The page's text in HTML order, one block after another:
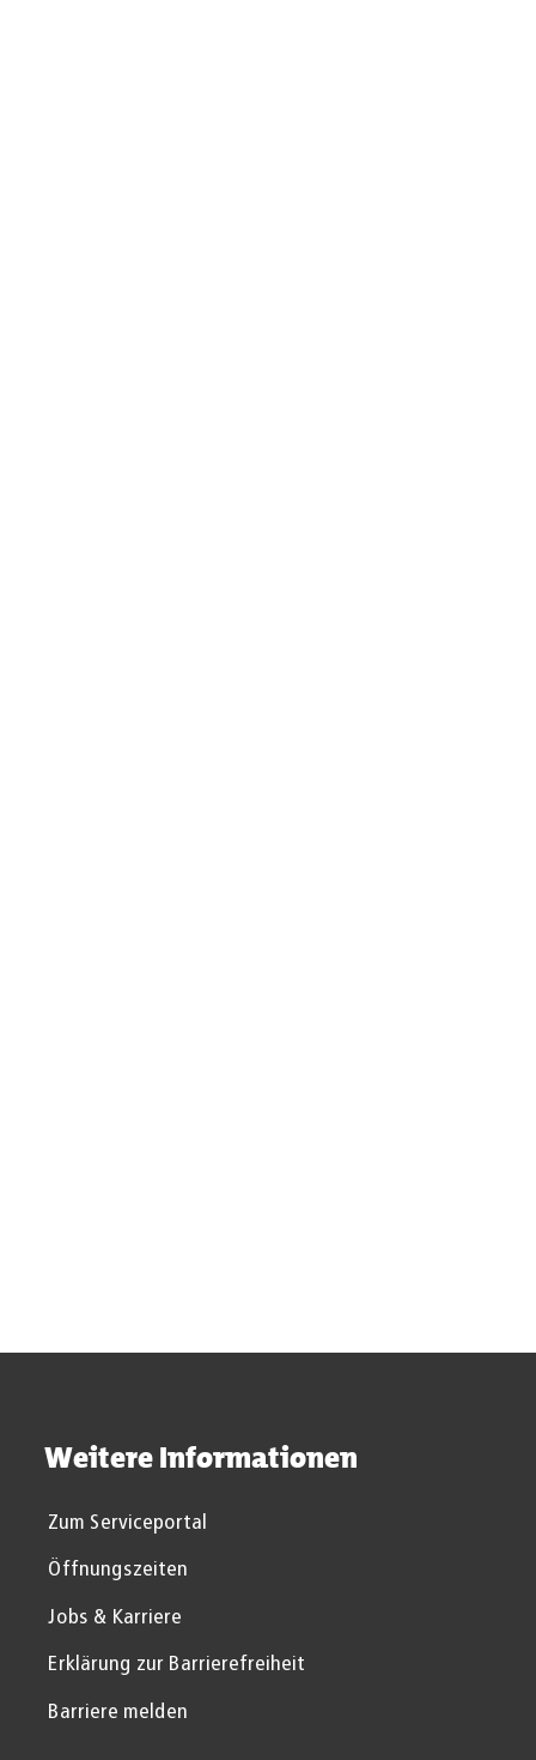
Weitere Informationen
Zum Serviceportal
Öffnungszeiten
Jobs & Karriere
Erklärung zur Barrierefreiheit
Barriere melden